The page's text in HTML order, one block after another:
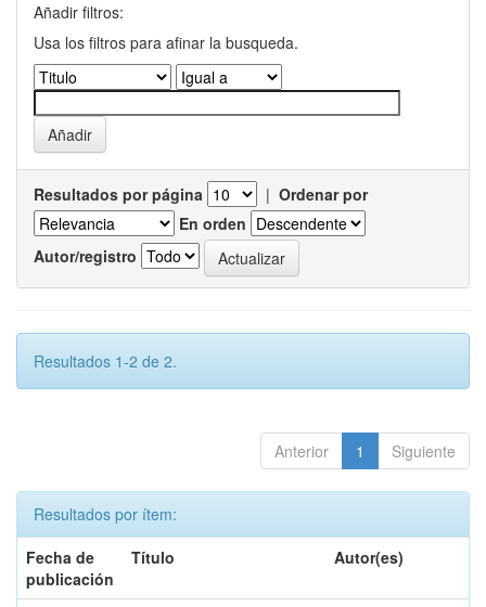
Añadir filtros:
Usa los filtros para afinar la busqueda.
Resultados por página | Ordenar por
En orden
Autor/registro
Resultados 1-2 de 2.
Anterior 1 Siguiente
Resultados por ítem:
Fecha de
publicación
Título Autor(es)